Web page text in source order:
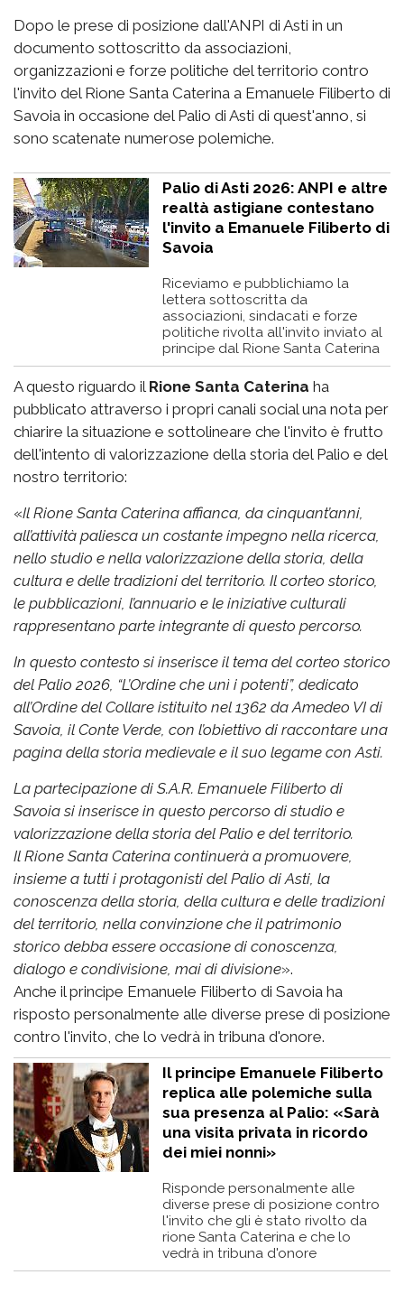
Dopo le prese di posizione dall'ANPI di Asti in un
documento sottoscritto da associazioni,
organizzazioni e forze politiche del territorio contro
l'invito del Rione Santa Caterina a Emanuele Filiberto di
Savoia in occasione del Palio di Asti di quest'anno, si
sono scatenate numerose polemiche.
Palio di Asti 2026: ANPI e altre
realtà astigiane contestano
l'invito a Emanuele Filiberto di
Savoia
Riceviamo e pubblichiamo la
lettera sottoscritta da
associazioni, sindacati e forze
politiche rivolta all'invito inviato al
principe dal Rione Santa Caterina
A questo riguardo il Rione Santa Caterina ha
pubblicato attraverso i propri canali social una nota per
chiarire la situazione e sottolineare che l'invito è frutto
dell'intento di valorizzazione della storia del Palio e del
nostro territorio:
«Il Rione Santa Caterina affianca, da cinquant’anni,
all’attività paliesca un costante impegno nella ricerca,
nello studio e nella valorizzazione della storia, della
cultura e delle tradizioni del territorio. Il corteo storico,
le pubblicazioni, l’annuario e le iniziative culturali
rappresentano parte integrante di questo percorso.
In questo contesto si inserisce il tema del corteo storico
del Palio 2026, “L’Ordine che unì i potenti”, dedicato
all’Ordine del Collare istituito nel 1362 da Amedeo VI di
Savoia, il Conte Verde, con l’obiettivo di raccontare una
pagina della storia medievale e il suo legame con Asti.
La partecipazione di S.A.R. Emanuele Filiberto di
Savoia si inserisce in questo percorso di studio e
valorizzazione della storia del Palio e del territorio.
Il Rione Santa Caterina continuerà a promuovere,
insieme a tutti i protagonisti del Palio di Asti, la
conoscenza della storia, della cultura e delle tradizioni
del territorio, nella convinzione che il patrimonio
storico debba essere occasione di conoscenza,
dialogo e condivisione, mai di divisione».
Anche il principe Emanuele Filiberto di Savoia ha
risposto personalmente alle diverse prese di posizione
contro l'invito, che lo vedrà in tribuna d'onore.
Il principe Emanuele Filiberto
replica alle polemiche sulla
sua presenza al Palio: «Sarà
una visita privata in ricordo
dei miei nonni»
Risponde personalmente alle
diverse prese di posizione contro
l'invito che gli è stato rivolto da
rione Santa Caterina e che lo
vedrà in tribuna d'onore